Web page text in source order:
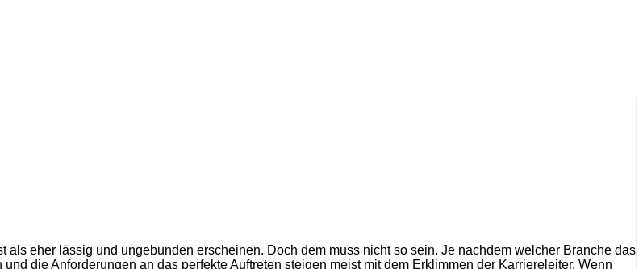
eher lässig und ungebunden erscheinen. Doch dem muss nicht so sein. Je nachdem welcher Branche das
die Anforderungen an das perfekte Auftreten steigen meist mit dem Erklimmen der Karriereleiter. Wenn